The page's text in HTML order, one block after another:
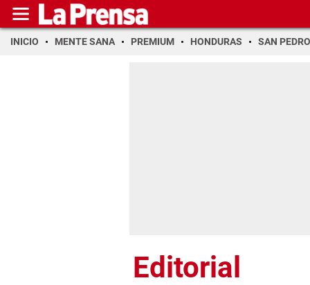
INICIO MENTE SANA PREMIUM HONDURAS SAN PEDRO
Editorial